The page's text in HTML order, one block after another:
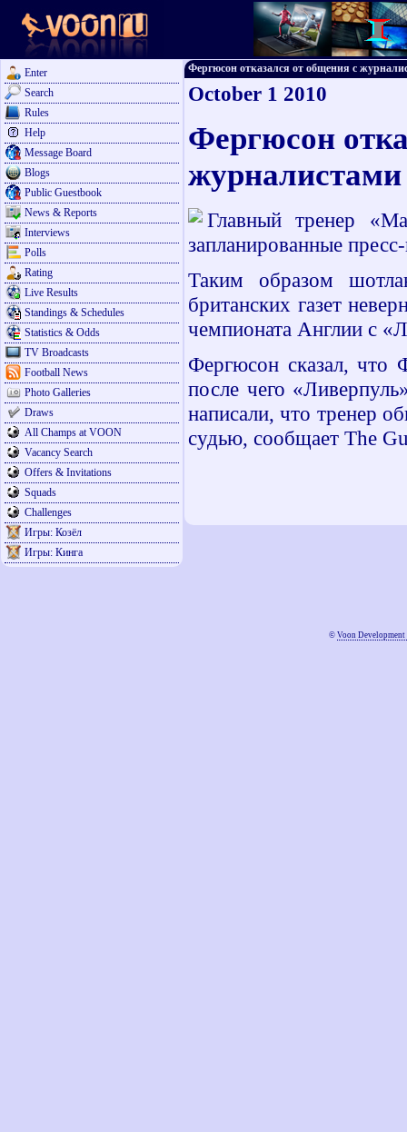
Enter
Search
Rules
Help
Message Board
Blogs
Public Guestbook
News & Reports
Interviews
Polls
Rating
Live Results
Standings & Schedules
Statistics & Odds
TV Broadcasts
Football News
Photo Galleries
Draws
All Champs at VOON
Vacancy Search
Offers & Invitations
Squads
Challenges
Игры: Козёл
Игры: Кинга
Фергюсон отказался от общения с
October 1 2010
Фергюсон
журналистами
Главный тренер
запланированные
Таким образом
британских газет
чемпионата Англии с
Фергюсон сказал, что
после чего
написали, что тренер
судью, сообщает The
© Voon Development